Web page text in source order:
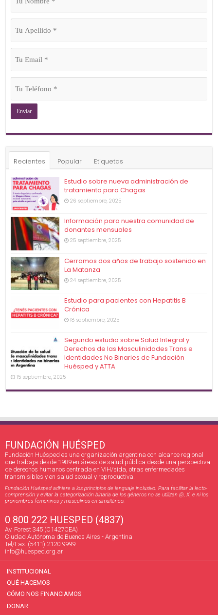
Nombre
Apellido
Email
Teléfono
Recientes Popular Etiquetas
Estudio sobre nueva administración de
tratamiento para Chagas
26 septiembre, 2025
Información para nuestra comunidad de
donantes mensuales
25 septiembre, 2025
Cerramos dos años de trabajo sostenido en
La Matanza
24 septiembre, 2025
Estudio para pacientes con Hepatitis B
Crónica
18 septiembre, 2025
Segundo estudio sobre Salud Integral y
Derechos de las Masculinidades Trans e
Identidades No Binaries de Fundación
Huésped y ATTA
15 septiembre, 2025
FUNDACIÓN HUÉSPED
Fundación Huésped es una organización argentina con alcance regional
que trabaja desde 1989 en áreas de salud pública desde una perspectiva
de derechos humanos centrada en VIH/sida, otras enfermedades
transmisibles y en salud sexual y reproductiva.
Fundación Huésped adhiere a los principios de lenguaje inclusivo. Para facilitar la lecto-
comprensión y evitar la categorización binaria de los géneros no se utilizan @, X, e ni los
pronombres femeninos y masculinos en simultáneo.
0 800 222 HUESPED (4837)
Av. Forest 345 (C1427CEA)
Ciudad Autónoma de Buenos Aires - Argentina
Tel/Fax: (5411) 2120 9999
info@huesped.org.ar
INSTITUCIONAL
QUÉ HACEMOS
CÓMO NOS FINANCIAMOS
DONAR